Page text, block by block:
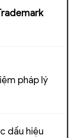
pháp lý
dấu hiệu